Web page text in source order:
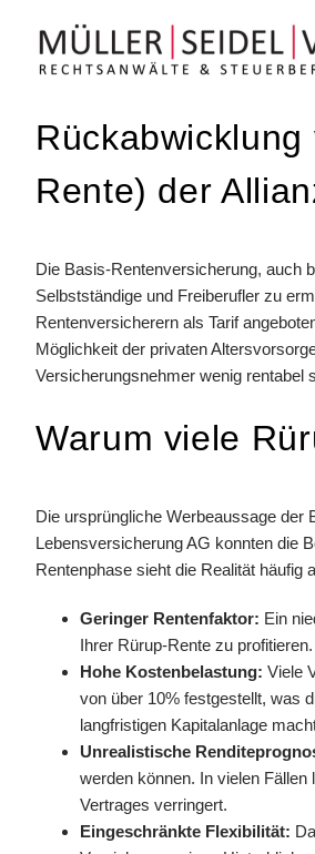
springen
Rente) der
Die Basis-Rentenversicherung, auch
Selbstständige und Freiberufler zu
Rentenversicherern als Tarif
Möglichkeit der privaten
Versicherungsnehmer wenig rentabel
Warum viele
Die ursprüngliche Werbeaussage der
Lebensversicherung AG konnten die
Rentenphase sieht die Realität häufig
Geringer Rentenfaktor: Ein
Ihrer Rürup-Rente zu
Hohe Kostenbelastung: Viele
von über 10% festgestellt, was
langfristigen Kapitalanlage
Unrealistische
werden können. In vielen
Vertrages verringert.
Eingeschränkte Flexibilität: